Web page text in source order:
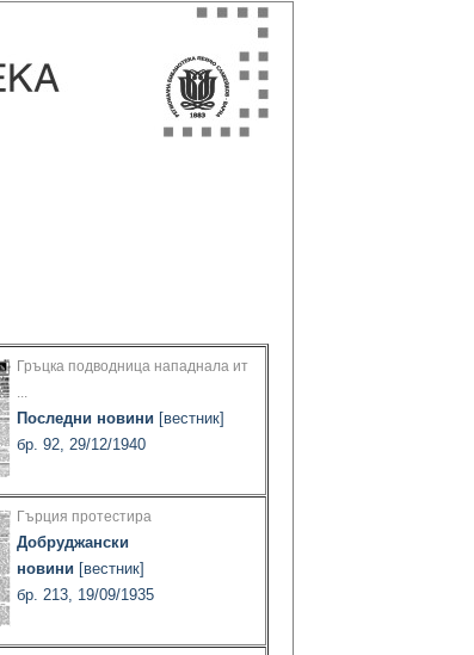
Гръцка подводница нападнала ит
...
Последни новини [вестник]
бр. 92, 29/12/1940
Гърция протестира
Добруджански
новини [вестник]
бр. 213, 19/09/1935